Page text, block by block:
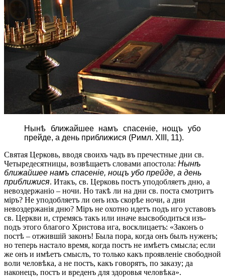
Нынѣ ближайшее намъ спасеніе, нощъ убо
прейде, а день приближися (Римл. XIII, 11).
Святая Церковь, вводя своихъ чадъ въ пречестные дни св.
Четыредесятницы, возвѣщаетъ словами апостола: Нынѣ
ближайшее намъ спасеніе, нощъ убо прейде, а день
приближися. Итакъ, св. Церковь постъ уподобляетъ дню, а
невоздержаніо – ночи. Но такѣ ли на дни св. поста смотритъ
міръ? Не уподобляетъ ли онъ ихъ скорѣе ночи, а дни
невоздержанія дню? Міръ не охотно идетъ подъ иго уставовъ
св. Церкви и, стремясь такъ или иначе высвободиться изъ-
подъ этого благого Христова ига, восклицаетъ: «Законъ о
постѣ – отжившій законъ! Была пора, когда онъ былъ нуженъ;
но теперь настало время, когда постъ не имѣетъ смысла; если
же онъ и имѣетъ смыслъ, то только какъ проявленіе свободной
воли человѣка, а не постъ, какъ говорятъ, по заказу; да
наконецъ, постъ и вреденъ для здоровья человѣка».